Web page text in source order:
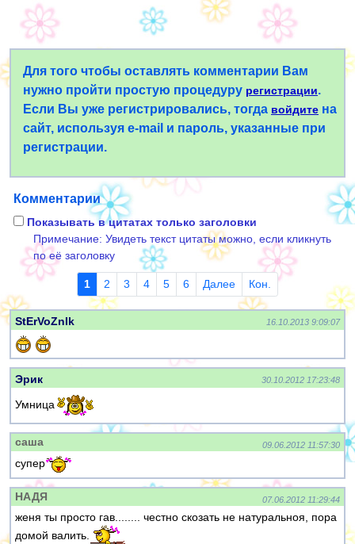
Для того чтобы оставлять комментарии Вам
нужно пройти простую процедуру регистрации.
Если Вы уже регистрировались, тогда войдите на
сайт, используя e-mail и пароль, указанные при
регистрации.
Комментарии
Показывать в цитатах только заголовки
Примечание: Увидеть текст цитаты можно, если кликнуть
по её заголовку
1 2 3 4 5 6 Далее Кон.
StErVoZnIk 16.10.2013 9:09:07
Эрик 30.10.2012 17:23:48
Умница
саша 09.06.2012 11:57:30
супер
НАДЯ 07.06.2012 11:29:44
женя ты просто гав........ честно скозать не натуральноя, пора
домой валить.